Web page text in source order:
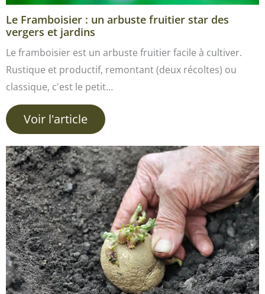
Le Framboisier : un arbuste fruitier star des
vergers et jardins
Le framboisier est un arbuste fruitier facile à cultiver.
Rustique et productif, remontant (deux récoltes) ou
classique, c'est le petit…
Voir l'article